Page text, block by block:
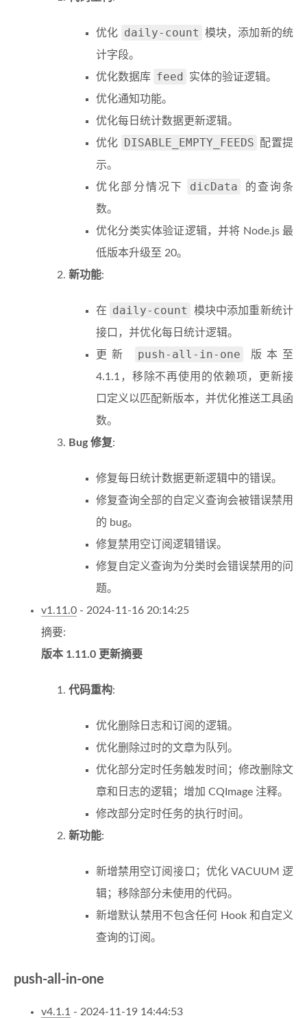
优化 daily-count
模块，添加新的统
计字段。
优化数据库 feed
实体的验证逻辑。
优化通知功能。
优化每日统计数据更新逻辑。
优化
DISABLE_EMPTY_FEEDS
配置提
示。
优化部分情况下
dicData
的查询条
数。
优化分类实体验证逻辑，并将 Node.js 最
低版本升级至 20。
新功能:
在 daily-count
模块中添加重新统计
接口，并优化每日统计逻辑。
更新
push-all-in-one
版本至
4.1.1，移除不再使用的依赖项，更新接
口定义以匹配新版本，并优化推送工具函
数。
Bug 修复:
修复每日统计数据更新逻辑中的错误。
修复查询全部的自定义查询会被错误禁用
的 bug。
修复禁用空订阅逻辑错误。
修复自定义查询为分类时会错误禁用的问
题。
v1.11.0 - 2024-11-16 20:14:25
摘要:
版本 1.11.0 更新摘要
代码重构:
优化删除日志和订阅的逻辑。
优化删除过时的文章为队列。
优化部分定时任务触发时间；修改删除文
章和日志的逻辑；增加 CQImage 注释。
修改部分定时任务的执行时间。
新功能:
新增禁用空订阅接口；优化 VACUUM 逻
辑；移除部分未使用的代码。
新增默认禁用不包含任何 Hook 和自定义
查询的订阅。
push-all-in-one
v4.1.1 - 2024-11-19 14:44:53